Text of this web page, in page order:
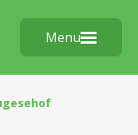
Menu